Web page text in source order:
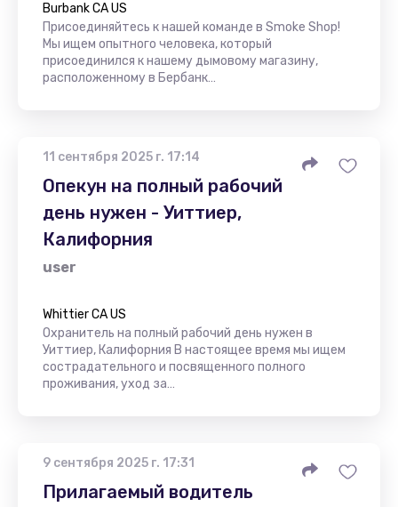
Burbank CA US
Присоединяйтесь к нашей команде в Smoke Shop!
Мы ищем опытного человека, который
присоединился к нашему дымовому магазину,
расположенному в Бербанк…
11 сентября 2025 г. 17:14
Опекун на полный рабочий
день нужен - Уиттиер,
Калифорния
user
Whittier CA US
Охранитель на полный рабочий день нужен в
Уиттиер, Калифорния В настоящее время мы ищем
сострадательного и посвященного полного
проживания, уход за…
9 сентября 2025 г. 17:31
Прилагаемый водитель